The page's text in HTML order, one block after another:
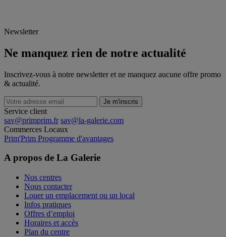
Newsletter
Ne manquez rien de notre actualité
Inscrivez-vous à notre newsletter et ne manquez aucune offre promo
& actualité.
Je m'inscris
Service client
sav@primprim.fr sav@la-galerie.com
Commerces Locaux
Prim'Prim Programme d'avantages
A propos de La Galerie
Nos centres
Nous contacter
Louer un emplacement ou un local
Infos pratiques
Offres d’emploi
Horaires et accès
Plan du centre